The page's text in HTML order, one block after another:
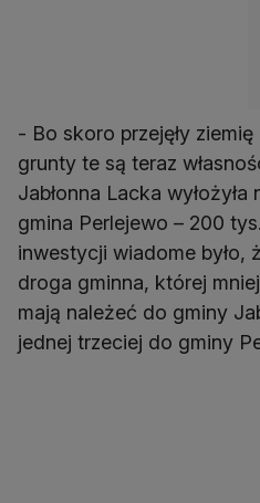
- Bo skoro przejęły
grunty te są teraz
Jabłonna Lacka
gmina Perlejewo – 200
inwestycji wiadome było,
droga gminna, której
mają należeć do gminy
jednej trzeciej do gminy